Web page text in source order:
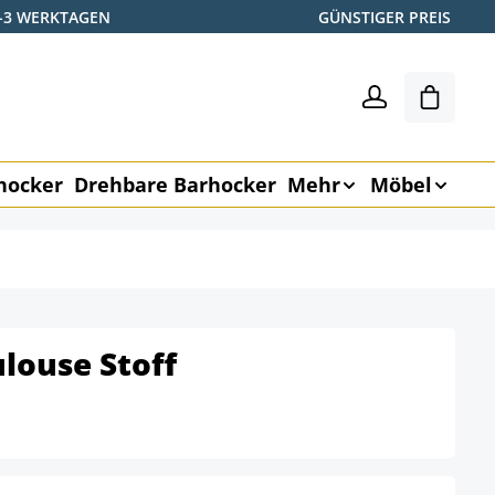
WERKTAGEN GÜNSTIGER PREIS
Drehbare Barhocker Mehr Möbel
Stoff